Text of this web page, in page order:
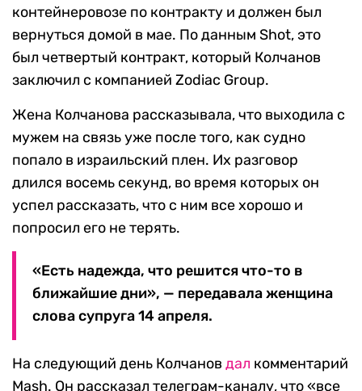
контейнеровозе по контракту и должен был
вернуться домой в мае. По данным Shot, это
был четвертый контракт, который Колчанов
заключил с компанией Zodiac Group.
Жена Колчанова рассказывала, что выходила с
мужем на связь уже после того, как судно
попало в израильский плен. Их разговор
длился восемь секунд, во время которых он
успел рассказать, что с ним все хорошо и
попросил его не терять.
«Есть надежда, что решится что-то в
ближайшие дни», — передавала женщина
слова супруга 14 апреля.
На следующий день Колчанов дал комментарий
Mash. Он рассказал телеграм-каналу, что «все